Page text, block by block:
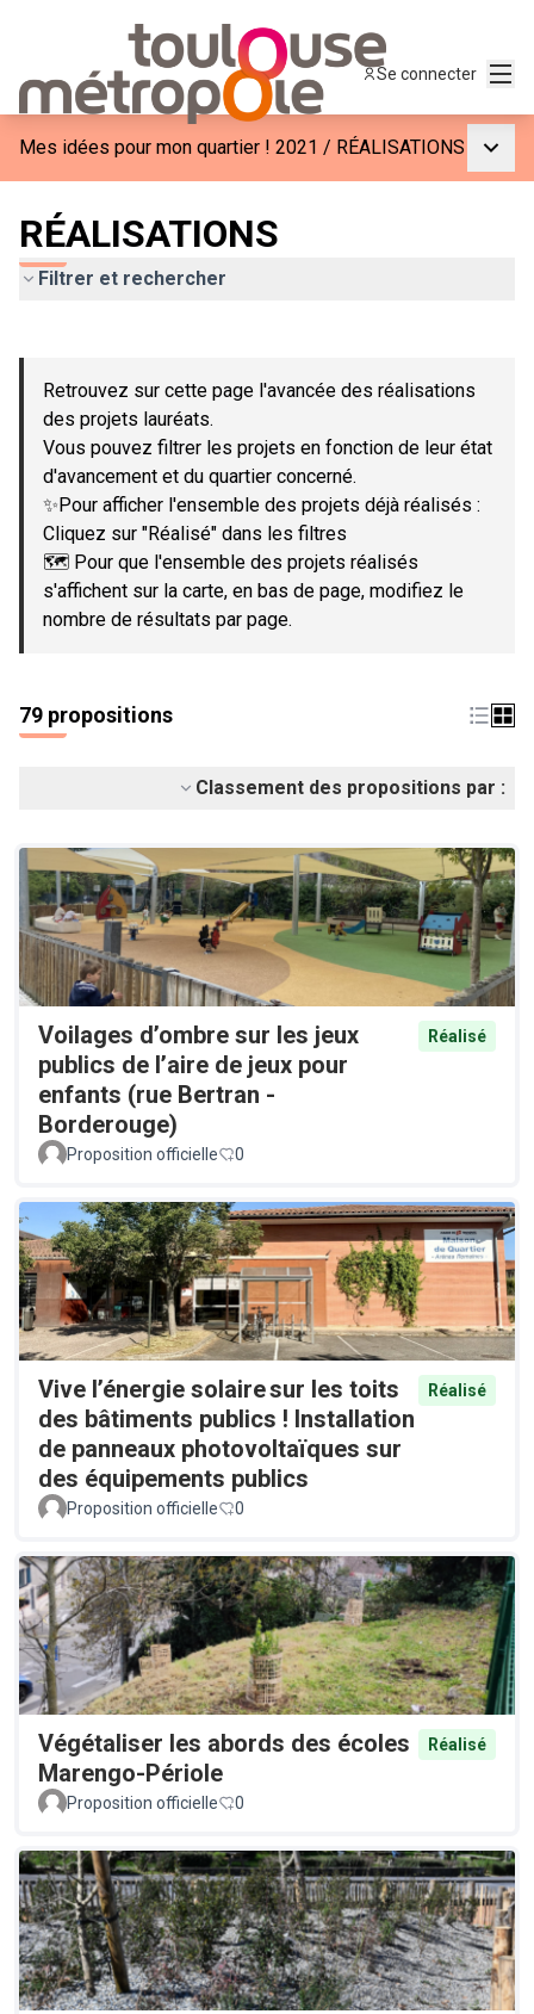
Se connecter
Mes idées pour mon quartier ! 2021 / RÉALISATIONS
RÉALISATIONS
Filtrer et rechercher
−
Retrouvez sur cette page l'avancée des réalisations
des projets lauréats.
Vous pouvez filtrer les projets en fonction de leur état
d'avancement et du quartier concerné.
✨Pour afficher l'ensemble des projets déjà réalisés :
Cliquez sur "Réalisé" dans les filtres
🗺️ Pour que l'ensemble des projets réalisés
s'affichent sur la carte, en bas de page, modifiez le
nombre de résultats par page.
79 propositions
Classement des propositions par :
Voilages d’ombre sur les jeux
publics de l’aire de jeux pour
enfants (rue Bertran -
Borderouge)
Réalisé
Proposition officielle 0
Vive l’énergie solaire sur les toits
des bâtiments publics ! Installation
de panneaux photovoltaïques sur
des équipements publics
Réalisé
Proposition officielle 0
Végétaliser les abords des écoles
Marengo-Périole
Réalisé
Proposition officielle 0